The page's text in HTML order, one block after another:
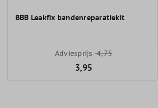
BBB Leakfix bandenreparatiekit
Adviesprijs 4,75
3,95